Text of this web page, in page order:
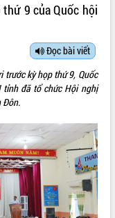
9 của Quốc hội
Đọc bài viết
trước kỳ họp thứ 9, Quốc
tỉnh đã tổ chức Hội nghị
Đôn.